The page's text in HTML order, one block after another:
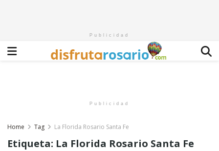
Publicidad
Publicidad
Home Tag La Florida Rosario Santa Fe
Etiqueta: La Florida Rosario Santa Fe